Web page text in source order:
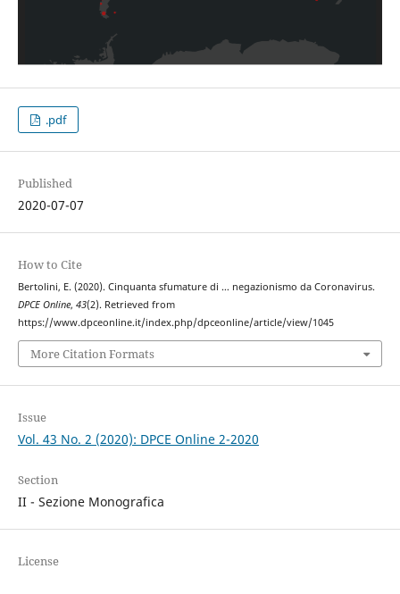
.pdf
Published
2020-07-07
How to Cite
Bertolini, E. (2020). Cinquanta sfumature di … negazionismo da Coronavirus.
DPCE Online, 43(2). Retrieved from
https://www.dpceonline.it/index.php/dpceonline/article/view/1045
More Citation Formats
Issue
Vol. 43 No. 2 (2020): DPCE Online 2-2020
Section
II - Sezione Monografica
License